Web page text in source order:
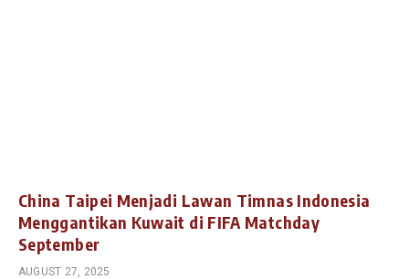
China Taipei Menjadi Lawan Timnas Indonesia
Menggantikan Kuwait di FIFA Matchday
September
AUGUST 27, 2025